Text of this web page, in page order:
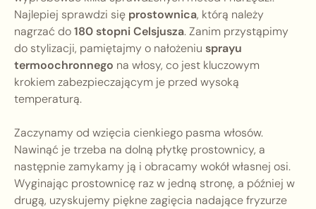
Najlepiej sprawdzi się prostownica, którą należy
nagrzać do180 stopni Celsjusza. Zanim przystąpimy
do stylizacji, pamiętajmy o nałożeniu sprayu
termoochronnego na włosy, co jest kluczowym
krokiem zabezpieczającym je przed wysoką
temperaturą.
Zaczynamy od wzięcia cienkiego pasma włosów.
Nawinąć je trzeba na dolną płytkę prostownicy, a
następnie zamykamy ją i obracamy wokół własnej osi.
Wyginając prostownicę raz w jedną stronę, a później w
drugą, uzyskujemy piękne zagięcia nadające fryzurze